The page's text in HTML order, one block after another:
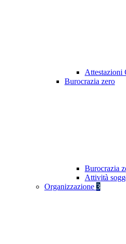
Attestazioni
Burocrazia zero
Burocrazia
Attività
Organizzazione 3